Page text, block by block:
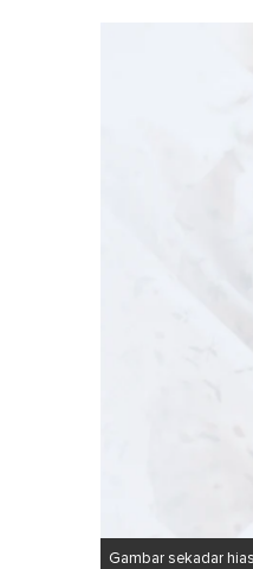
Gambar sekadar